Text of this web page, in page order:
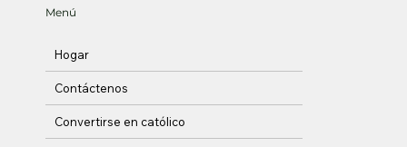
Menú
Hogar
Contáctenos
Convertirse en católico